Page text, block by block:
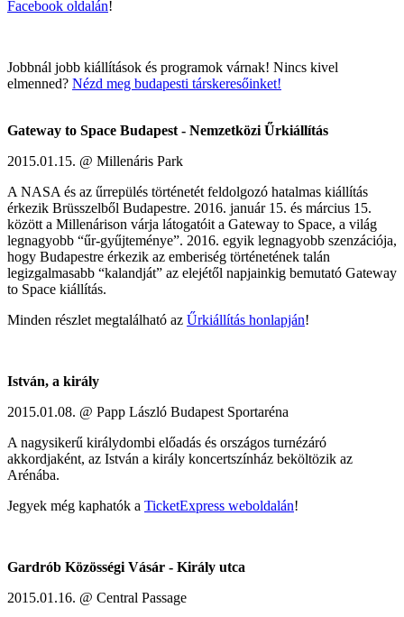
Facebook oldalán!
Jobbnál jobb kiállítások és programok várnak! Nincs kivel
elmenned? Nézd meg budapesti társkeresőinket!
Gateway to Space Budapest - Nemzetközi Űrkiállítás
2015.01.15. @ Millenáris Park
A NASA és az űrrepülés történetét feldolgozó hatalmas kiállítás
érkezik Brüsszelből Budapestre. 2016. január 15. és március 15.
között a Millenárison várja látogatóit a Gateway to Space, a világ
legnagyobb “űr-gyűjteménye”. 2016. egyik legnagyobb szenzációja,
hogy Budapestre érkezik az emberiség történetének talán
legizgalmasabb “kalandját” az elejétől napjainkig bemutató Gateway
to Space kiállítás.
Minden részlet megtalálható az Űrkiállítás honlapján!
István, a király
2015.01.08. @ Papp László Budapest Sportaréna
A nagysikerű királydombi előadás és országos turnézáró
akkordjaként, az István a király koncertszínház beköltözik az
Arénába.
Jegyek még kaphatók a TicketExpress weboldalán!
Gardrób Közösségi Vásár - Király utca
2015.01.16. @ Central Passage